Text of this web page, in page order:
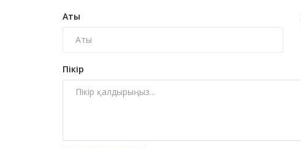
Аты
Пікір